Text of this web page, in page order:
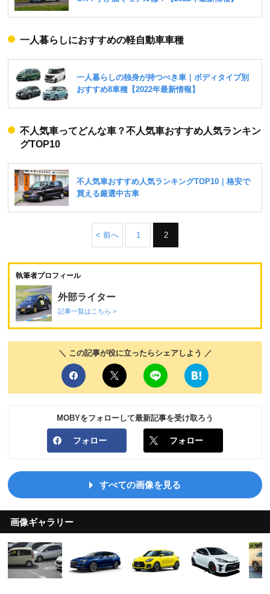
一人暮らしにおすすめの軽自動車車種
不人気車ってどんな車？不人気車おすすめ人気ランキン
グTOP10
< 前へ 1 2
執筆者プロフィール
外部ライター
記事一覧はこちら >
＼ この記事が役に立ったらシェアしよう ／
MOBYをフォローして最新記事を受け取ろう
フォロー フォロー
すべての画像を見る
画像ギャラリー